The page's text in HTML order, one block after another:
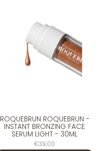
ROQUEBRUN ROQUEBRUN -
INSTANT BRONZING FACE
SERUM LIGHT - 30ML
€39,00